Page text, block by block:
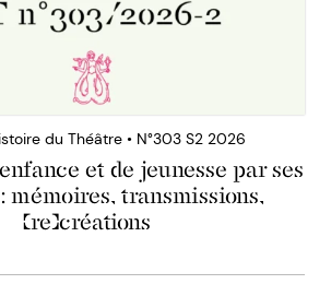
du Théâtre • N°303 S2 2026
et de jeunesse par ses
mémoires, transmissions,
(re)créations